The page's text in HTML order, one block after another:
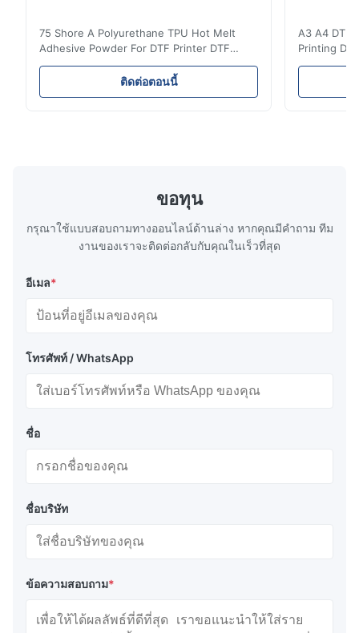
75 Shore A Polyurethane TPU Hot Melt
Adhesive Powder For DTF Printer DTF
Powder Technical Parameters Bonding
Parameters ( reference only) Temperature
110-130℃ Press 0.5-1.5 kg/cm2 Time 8-20
ติดต่อตอนนี้
A3 A4 DTF
Printing
application
pattern
ขอทุน
กรุณาใช้แบบสอบถามทางออนไลน์ด้านล่าง หากคุณมีคําถาม ทีม
งานของเราจะติดต่อกลับกับคุณในเร็วที่สุด
อีเมล*
โทรศัพท์ / WhatsApp
ชื่อ
ชื่อบริษัท
ข้อความสอบถาม*